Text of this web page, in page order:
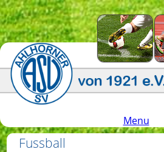
Menu
Fussball